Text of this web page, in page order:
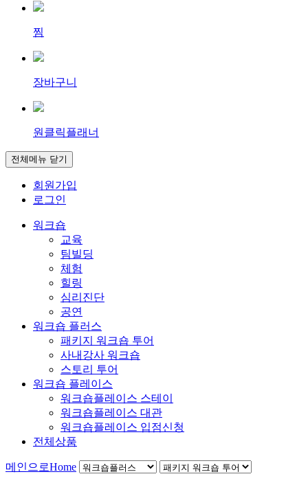
찜
장바구니
원클릭플래너
전체메뉴 닫기
회원가입
로그인
워크숍
교육
팀빌딩
체험
힐링
심리진단
공연
워크숍 플러스
패키지 워크숍 투어
사내강사 워크숍
스토리 투어
워크숍 플레이스
워크숍플레이스 스테이
워크숍플레이스 대관
워크숍플레이스 입점신청
전체상품
메인으로Home